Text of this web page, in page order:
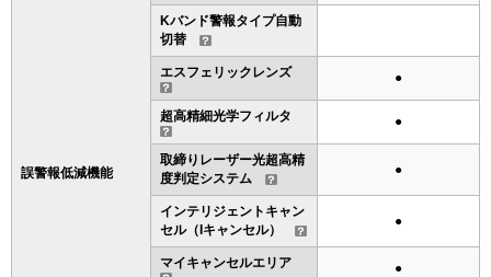
誤警報低減機能
Kバンド警報タイプ自動
切替
エスフェリックレンズ ●
超高精細光学フィルタ ●
取締りレーザー光超高精
度判定システム
●
インテリジェントキャン
セル（Iキャンセル）
●
マイキャンセルエリア ●